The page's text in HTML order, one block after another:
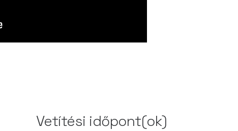
Vetítési időpont(ok)